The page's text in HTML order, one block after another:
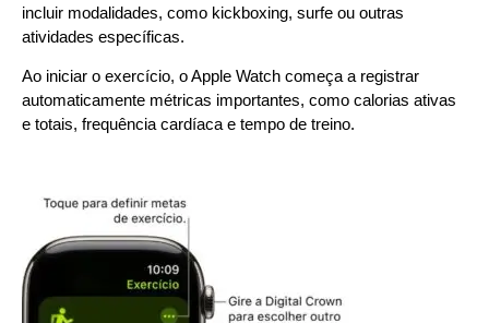
incluir modalidades, como kickboxing, surfe ou outras
atividades específicas.
Ao iniciar o exercício, o Apple Watch começa a registrar
automaticamente métricas importantes, como calorias ativas
e totais, frequência cardíaca e tempo de treino.